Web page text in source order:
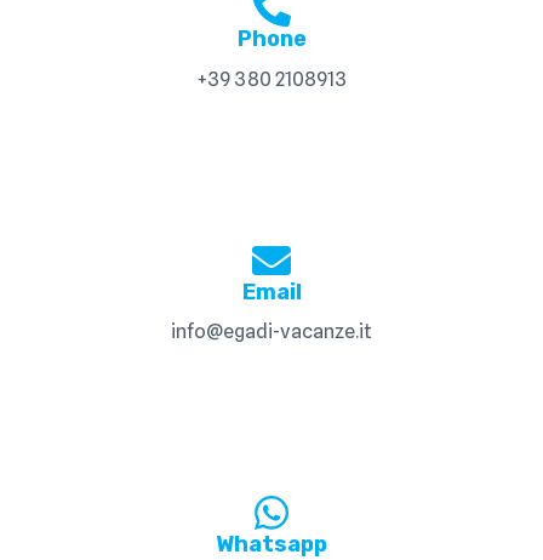
Phone
+39 380 2108913
Email
info@egadi-vacanze.it
Whatsapp